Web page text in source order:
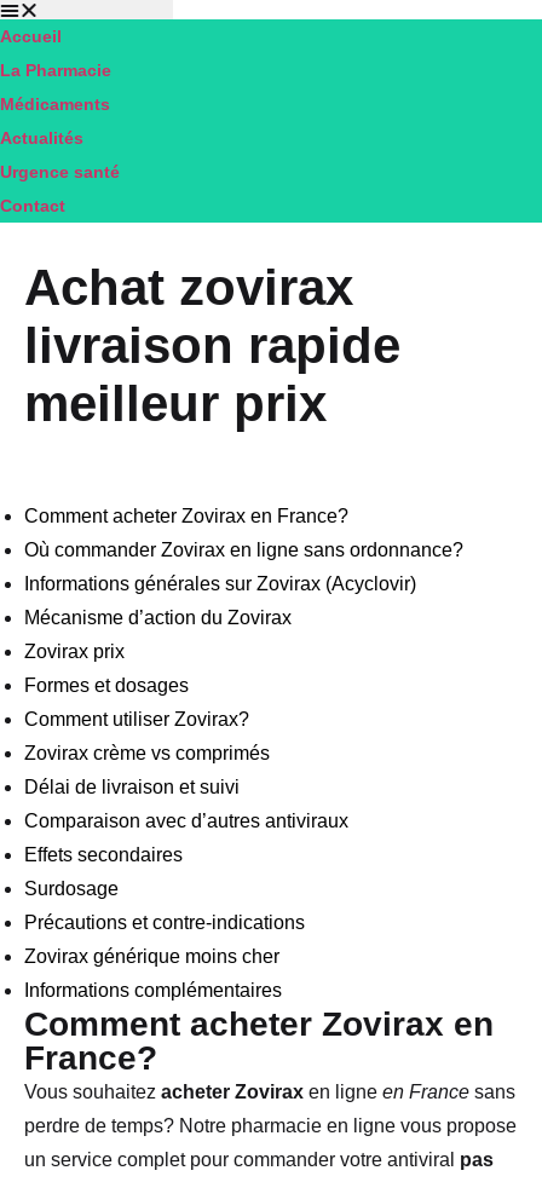
Accueil
La Pharmacie
Médicaments
Actualités
Urgence santé
Contact
Achat zovirax
livraison rapide
meilleur prix
Comment acheter Zovirax en France?
Où commander Zovirax en ligne sans ordonnance?
Informations générales sur Zovirax (Acyclovir)
Mécanisme d’action du Zovirax
Zovirax prix
Formes et dosages
Comment utiliser Zovirax?
Zovirax crème vs comprimés
Délai de livraison et suivi
Comparaison avec d’autres antiviraux
Effets secondaires
Surdosage
Précautions et contre-indications
Zovirax générique moins cher
Informations complémentaires
Comment acheter Zovirax en
France?
Vous souhaitez acheter Zovirax en ligne en France sans
perdre de temps? Notre pharmacie en ligne vous propose
un service complet pour commander votre antiviral pas